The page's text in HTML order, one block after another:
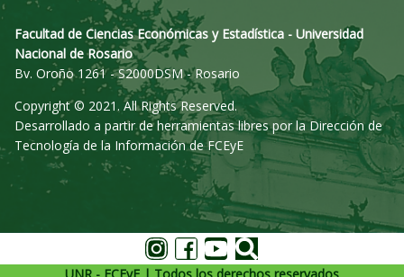
Facultad de Ciencias Económicas y Estadística - Universidad
Nacional de Rosario
Bv. Oroño 1261 - S2000DSM - Rosario
Copyright © 2021. All Rights Reserved.
Desarrollado a partir de herramientas libres por la Dirección de
Tecnología de la Información de FCEyE